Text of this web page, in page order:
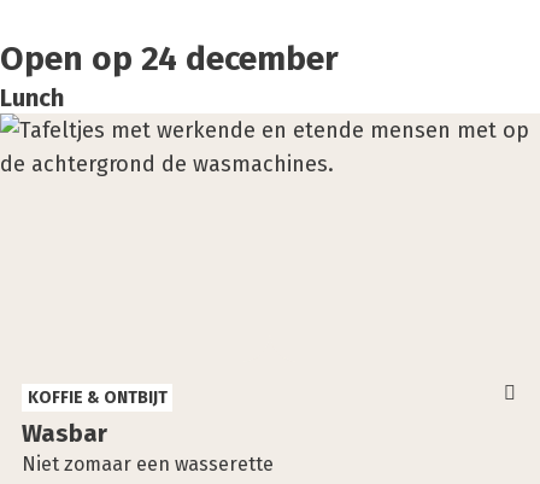
Open op 24 december
Lunch
Was­bar
Niet zomaar een wasserette
KOFFIE & ONTBIJT